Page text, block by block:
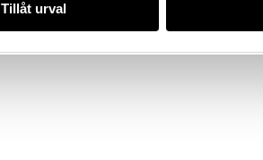
Tillåt urval